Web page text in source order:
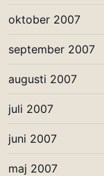
oktober 2007
september 2007
augusti 2007
juli 2007
juni 2007
maj 2007